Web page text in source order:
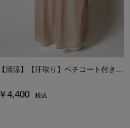
【清涼】【汗取り】ペチコート付きベアトップ（カップ付き）
￥4,400 税込